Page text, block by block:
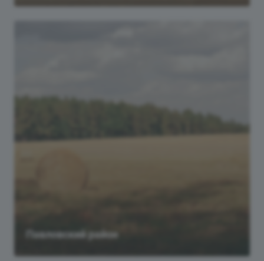
Павловский район